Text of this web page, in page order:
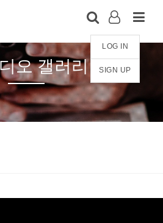
LOG IN
SIGN UP
오 갤러리